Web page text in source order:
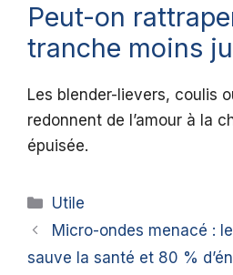
Peut-on
tranche moins
Les blender-lievers, coulis
redonnent de l’amour à la
épuisée.
Catégories
Utile
Micro-ondes menacé :
sauve la santé et 80 %